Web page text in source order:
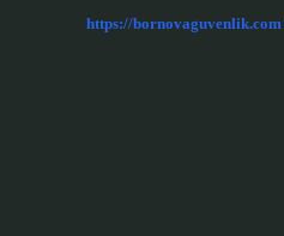
https://bornovaguvenlik.com